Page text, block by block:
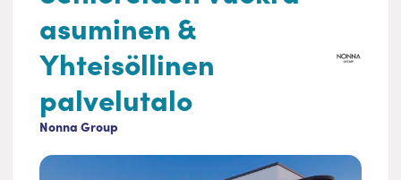
asuminen &
Yhteisöllinen
palvelutalo
Nonna Group